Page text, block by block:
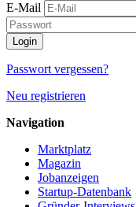
E-Mail
Passwort vergessen?
Neu registrieren
Navigation
Marktplatz
Magazin
Jobanzeigen
Startup-Datenbank